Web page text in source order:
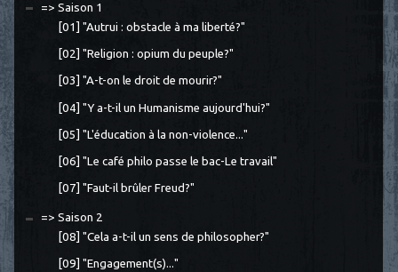
=> Saison 1
[01] "Autrui : obstacle à ma liberté?"
[02] "Religion : opium du peuple?"
[03] "A-t-on le droit de mourir?"
[04] "Y a-t-il un Humanisme aujourd'hui?"
[05] "L'éducation à la non-violence..."
[06] "Le café philo passe le bac-Le travail"
[07] "Faut-il brûler Freud?"
=> Saison 2
[08] "Cela a-t-il un sens de philosopher?"
[09] "Engagement(s)..."